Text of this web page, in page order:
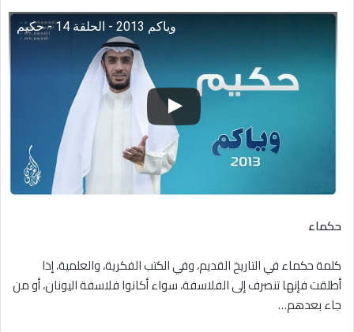
وياكم 2013 - الحلقة 14 - حكيم
حكماء
كلمة حكماء في التاريخ القديم، وفي الكتب الفكرية، والعلمية، إذا
أطلقت فإنها تنصرف إلى الفلاسفة، سواء أكانوا فلاسفة اليونان، أو من
جاء بعدهم…